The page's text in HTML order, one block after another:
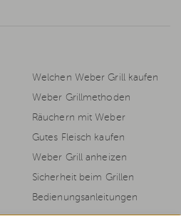
Welchen Weber Grill kaufen
Weber Grillmethoden
Räuchern mit Weber
Gutes Fleisch kaufen
Weber Grill anheizen
Sicherheit beim Grillen
Bedienungsanleitungen